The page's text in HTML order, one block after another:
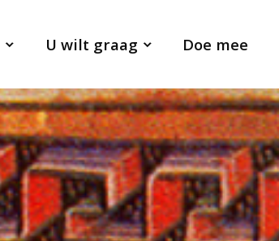
U wilt graag Doe mee